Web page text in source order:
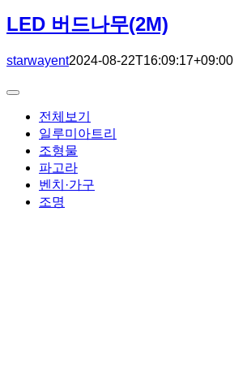
LED 버드나무(2M)
starwayent2024-08-22T16:09:17+09:00
Toggle
Navigation전체보기
일루미아트리
조형물
파고라
벤치·가구
조명